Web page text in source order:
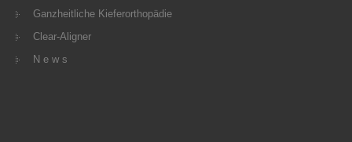
Ganzheitliche Kieferorthopädie
Clear-Aligner
N e w s